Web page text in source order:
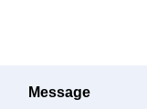
Message